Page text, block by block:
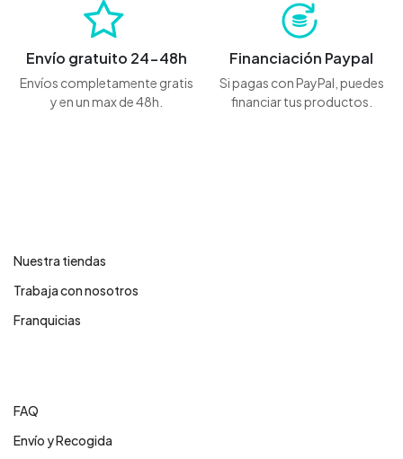
Envío gratuito 24-48h
Envíos completamente gratis
y en un max de 48h.
Financiación Paypal
Si pagas con PayPal, puedes
financiar tus productos.
Nuestra tiendas
Trabaja con nosotros
Franquicias
FAQ
Envío y Recogida